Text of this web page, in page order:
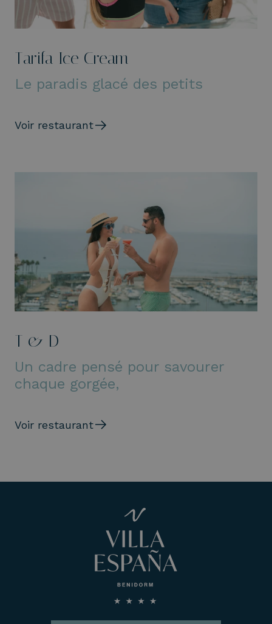
Tarifa Ice Cream
Le paradis glacé des petits
Voir restaurant
T & D
Un cadre pensé pour savourer
chaque gorgée,
Voir restaurant